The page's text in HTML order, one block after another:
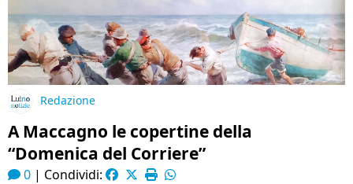
Redazione
A Maccagno le copertine della
“Domenica del Corriere”
0 | Condividi: